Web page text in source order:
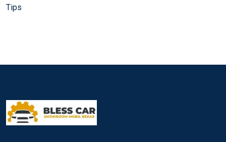
Tips